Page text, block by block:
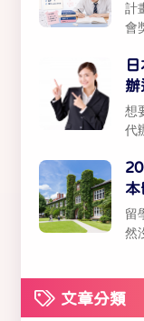
計
會
辦
想
代
本
留
然
文章分類